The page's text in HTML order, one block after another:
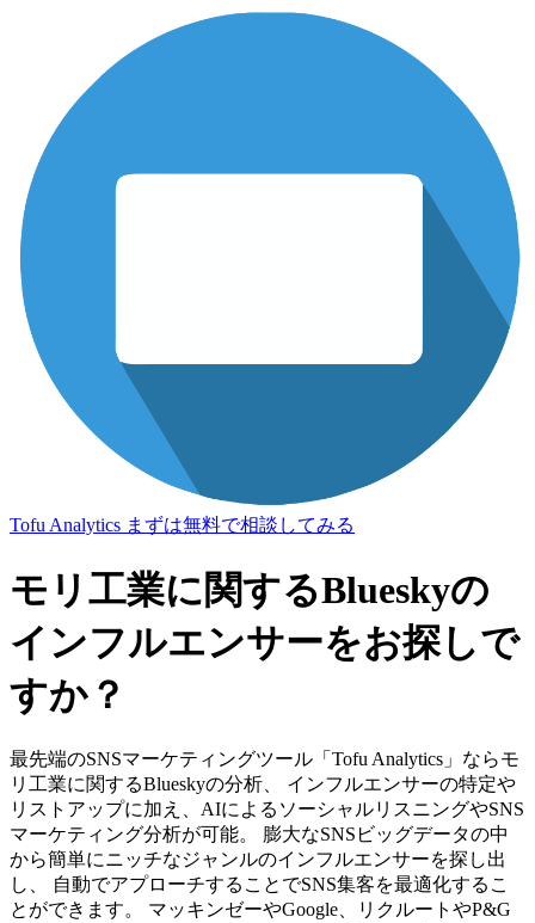
Tofu Analytics まずは無料で相談してみる
モリ工業に関するBlueskyの
インフルエンサーをお探しで
すか？
最先端のSNSマーケティングツール「Tofu Analytics」ならモ
リ工業に関するBlueskyの分析、 インフルエンサーの特定や
リストアップに加え、AIによるソーシャルリスニングやSNS
マーケティング分析が可能。 膨大なSNSビッグデータの中
から簡単にニッチなジャンルのインフルエンサーを探し出
し、 自動でアプローチすることでSNS集客を最適化するこ
とができます。 マッキンゼーやGoogle、リクルートやP&G